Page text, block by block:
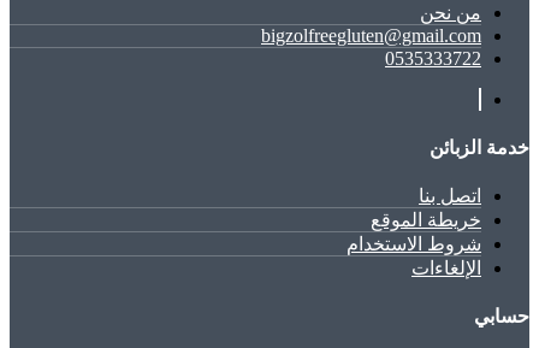
ﻣﻦ ﻧﺤﻦ
bigzolfreegluten@gmail.com
0535333722
خدمة الزبائن
اتصل بنا
خريطة الموقع
شروط الاستخدام
الإلغاءات
حسابي